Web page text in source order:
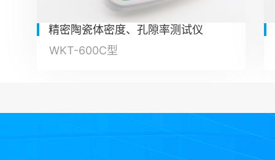
精密陶瓷体密度、孔隙率测试仪
WKT-600C型